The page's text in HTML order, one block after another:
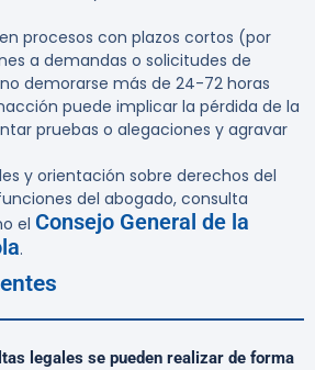
en procesos con plazos cortos (por
a demandas o solicitudes de
demorarse más de 24-72 horas
puede implicar la pérdida de la
pruebas o alegaciones y agravar
y orientación sobre derechos del
del abogado, consulta
el Consejo General de la
.
legales se pueden realizar de forma